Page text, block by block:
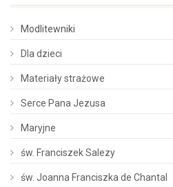
Modlitewniki
Dla dzieci
Materiały strażowe
Serce Pana Jezusa
Maryjne
św. Franciszek Salezy
św. Joanna Franciszka de Chantal